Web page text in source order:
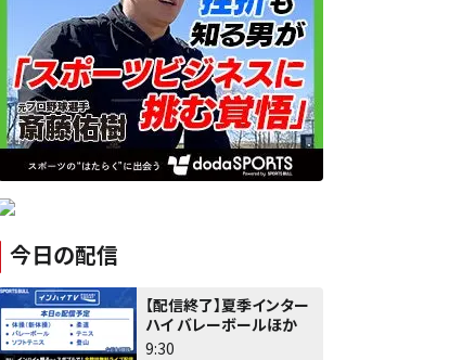
今日の配信
【配信終了】夏季インター
ハイ バレーボールほか
9:30